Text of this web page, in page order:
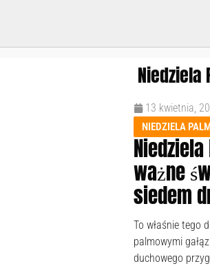
13 kwietnia,
NIEDZIELA
ważne
siedem
To właśnie tego
palmowymi
duchowego